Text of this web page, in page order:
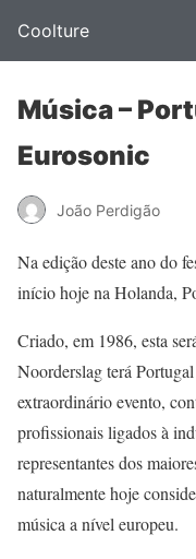
Coolture
Música –
Eurosonic
João Perdigão
Na edição deste ano do
início hoje na Holanda,
Criado, em 1986, esta
Noorderslag terá
extraordinário evento,
profissionais ligados à
representantes dos
naturalmente hoje
música a nível europeu.